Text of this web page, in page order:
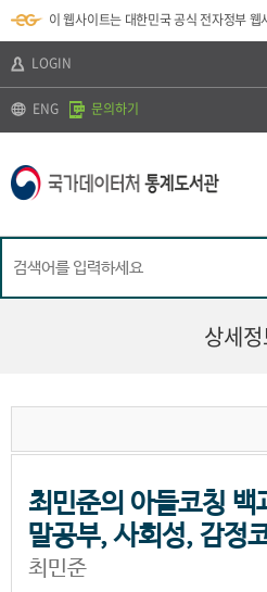
바
로
기
가
기
k
t
)
바
로
기
보
바
가
기
이 웹사이트는 대한민국 공식 전자정부 웹
LOGIN
ENG 문의하기
상세
최민준의 아들코칭 백
말공부, 사회성, 감정
최민준